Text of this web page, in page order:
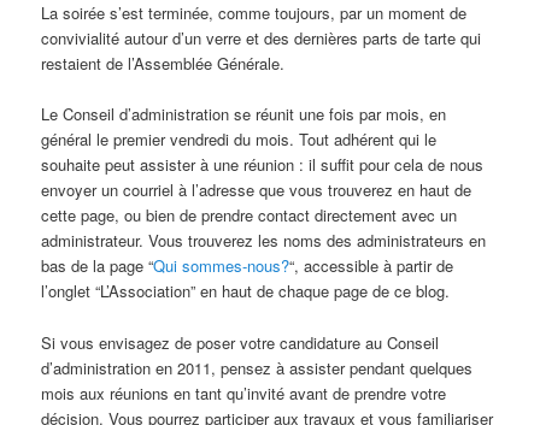
La soirée s’est terminée, comme toujours, par un moment de
convivialité autour d’un verre et des dernières parts de tarte qui
restaient de l’Assemblée Générale.
Le Conseil d’administration se réunit une fois par mois, en
général le premier vendredi du mois. Tout adhérent qui le
souhaite peut assister à une réunion : il suffit pour cela de nous
envoyer un courriel à l’adresse que vous trouverez en haut de
cette page, ou bien de prendre contact directement avec un
administrateur. Vous trouverez les noms des administrateurs en
bas de la page “Qui sommes-nous?“, accessible à partir de
l’onglet “L’Association” en haut de chaque page de ce blog.
Si vous envisagez de poser votre candidature au Conseil
d’administration en 2011, pensez à assister pendant quelques
mois aux réunions en tant qu’invité avant de prendre votre
décision. Vous pourrez participer aux travaux et vous familiariser